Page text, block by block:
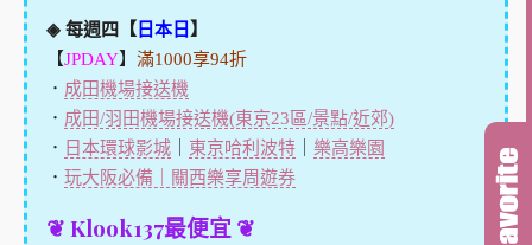
◈ 每週四【日本日 】
【JPDAY】 滿1000享94折
． 成田機場接送機
． 成田/羽田機場接送機(東京23區/景點/近郊)
． 日本環球影城｜ 東京哈利波特｜ 樂高樂園
． 玩大阪必備｜關西樂享周遊券
❦ Klook137最便宜 ❦